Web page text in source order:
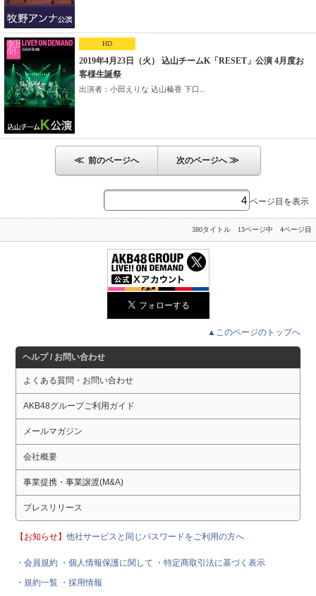
HD
2019年4月23日（火） 込山チームK「RESET」公演 4月度お
客様生誕祭
出演者：小田えりな 込山榛香 下口...
≪ 前のページへ 次のページへ≫
ページ目を表示
380タイトル 13ページ中 4ページ目
▲このページのトップへ
ヘルプ / お問い合わせ
よくある質問・お問い合わせ
AKB48グループご利用ガイド
メールマガジン
会社概要
事業提携・事業譲渡(M&A)
プレスリリース
【お知らせ】他社サービスと同じパスワードをご利用の方へ
・会員規約 ・個人情報保護に関して
・特定商取引法に基づく表示
・規約一覧 ・採用情報